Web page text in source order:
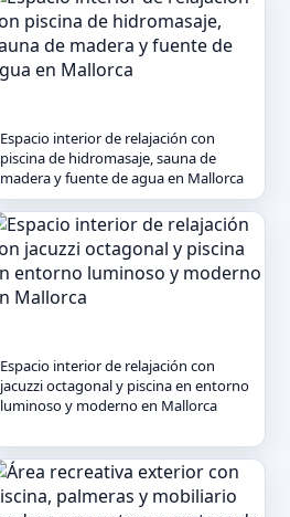
Espacio interior de relajación con
piscina de hidromasaje, sauna de
madera y fuente de agua en Mallorca
Espacio interior de relajación con
jacuzzi octagonal y piscina en entorno
luminoso y moderno en Mallorca